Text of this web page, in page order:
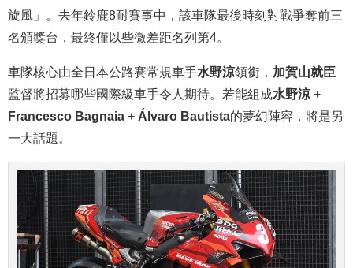
旋風」。去年鈴鹿8耐賽事中，該車隊最後時刻對戰爭奪前三
名頒獎台，最終僅以些微差距名列第4。
車隊核心由全日本公路賽常規車手水野涼領銜， 加賀山就臣
監督將招募哪些國際級車手令人期待。若能組成水野涼+
Francesco Bagnaia + Álvaro Bautista的夢幻陣容，將是另
一大話題。